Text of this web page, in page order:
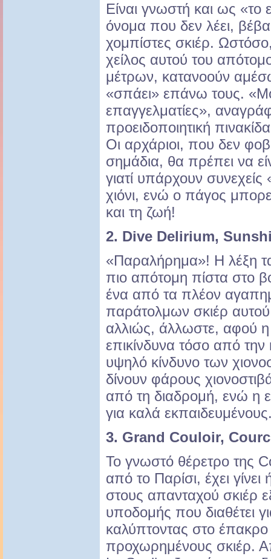
Είναι γνωστή και ως «το
όνομα που δεν λέει,
χομπίστες σκιέρ.
χείλος αυτού του
μέτρων, κατανοούν
«σπάει» επάνω τους.
επαγγελματίες»,
προειδοποιητική
Οι αρχάριοι, που δεν
σημάδια, θα πρέπει να
γιατί υπάρχουν
χιόνι, ενώ ο πάγος
και τη ζωή!
2. Dive Delirium,
«Παραλήρημα»! Η λέξη τα
πιο απότομη πίστα στο
ένα από τα πλέον
παράτολμων σκιέρ
αλλιώς, άλλωστε, αφού η
επικίνδυνα τόσο από
υψηλό κίνδυνο των
δίνουν φάρους
από τη διαδρομή, ενώ η
για καλά
3. Grand Couloir,
Το γνωστό θέρετρο της
από το Παρίσι, έχει
στους απανταχού σκιέρ
υποδομής που διαθέτει
καλύπτοντας στο
προχωρημένους σκιέρ.